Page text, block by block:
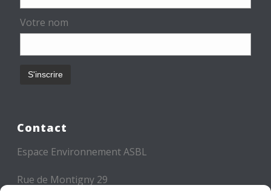
Votre nom
Contact
Espace Environnement ASBL
Rue de Montigny 29